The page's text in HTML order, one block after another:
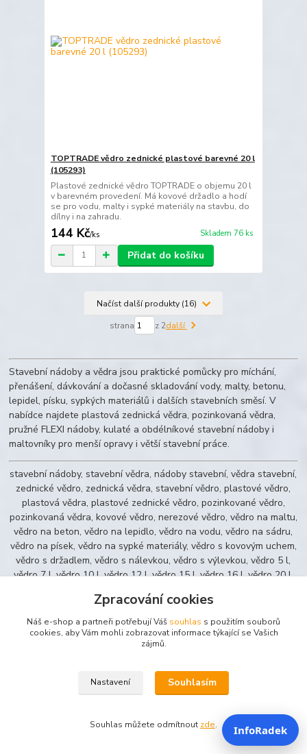
TOPTRADE vědro zednické plastové barevné 20 l
(105293)
Plastové zednické vědro TOPTRADE o objemu 20 l
v barevném provedení. Má kovové držadlo a hodí
se pro vodu, malty i sypké materiály na stavbu, do
dílny i na zahradu.
144 Kč/ks Skladem 76 ks
Přidat do košíku
Načíst další produkty (16)
strana z 2další
Stavební nádoby a vědra jsou praktické pomůcky pro míchání,
přenášení, dávkování a dočasné skladování vody, malty, betonu,
lepidel, písku, sypkých materiálů i dalších stavebních směsí. V
nabídce najdete plastová zednická vědra, pozinkovaná vědra,
pružné FLEXI nádoby, kulaté a obdélníkové stavební nádoby i
maltovníky pro menší opravy i větší stavební práce.
stavební nádoby, stavební vědra, nádoby stavební, vědra stavební,
zednické vědro, zednická vědra, stavební vědro, plastové vědro,
plastová vědra, plastové zednické vědro, pozinkované vědro,
pozinkovaná vědra, kovové vědro, nerezové vědro, vědro na maltu,
vědro na beton, vědro na lepidlo, vědro na vodu, vědro na sádru,
vědro na písek, vědro na sypké materiály, vědro s kovovým uchem,
vědro s držadlem, vědro s nálevkou, vědro s výlevkou, vědro 5 l,
vědro 7 l, vědro 10 l, vědro 12 l, vědro 15 l, vědro 16 l, vědro 20 l,
pružná nádoba, pružná stavební nádoba, nádoba FLEXI 23 l,
nádoba FLEXI 38 l, nádoba s madly, plastová stavební nádoba,
kulatá stavební nádoba, obdélníková stavební nádoba, nádoba na
maltu, nádoba na beton, nádoba na lepidlo, nádoba na stavební
maltovník, maltovník 40 l, maltovník 45 l, maltovník 65 l, maltovník
90 l, míchání malty, míchání betonu, míchání lepidla, přenášení
nádoba na zahradu, TOPTRADE vědro, TOPTRADE stavební
nádoba, TOPTRADE maltovník, stavební ruční nářadí, nářadí pro
Zpracování cookies
Náš e-shop a partneři potřebují Váš souhlas s použitím souborů
cookies, aby Vám mohli zobrazovat informace týkající se Vašich
zájmů.
Nastavení Souhlasím
Souhlas můžete odmítnout zde. InfoRadek